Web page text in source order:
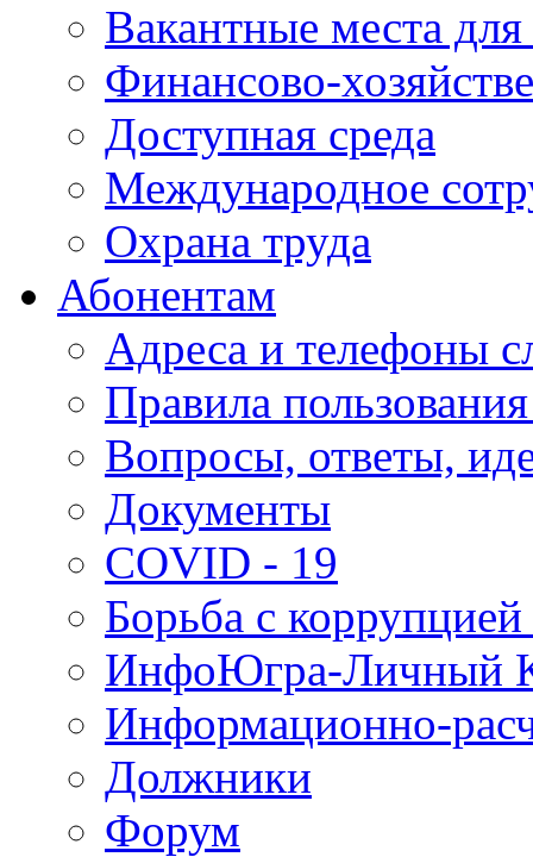
Вакантные места
Финансово-
Доступная среда
Международное
Охрана труда
Абонентам
Адреса и телефоны
Правила
Вопросы, ответы,
Документы
COVID - 19
Борьба с
ИнфоЮгра-Личный
Информационно-
Должники
Форум